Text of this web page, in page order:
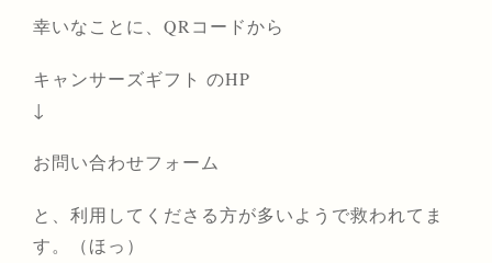
幸いなことに、QRコードから
キャンサーズギフト のHP
↓
お問い合わせフォーム
と、利用してくださる方が多いようで救われてま
す。（ほっ）